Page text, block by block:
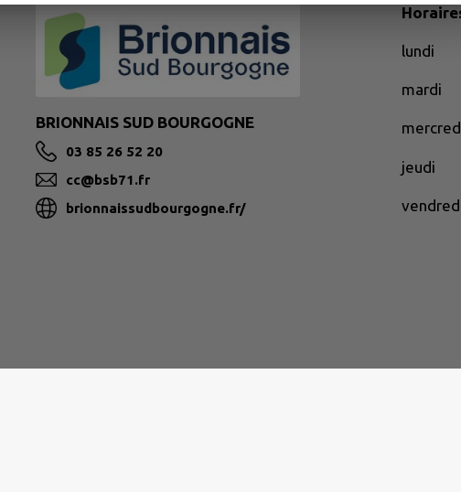
BRIONNAIS SUD BOURGOGNE
03 85 26 52 20
cc@bsb71.fr
brionnaissudbourgogne.fr/
lundi
mardi
jeudi